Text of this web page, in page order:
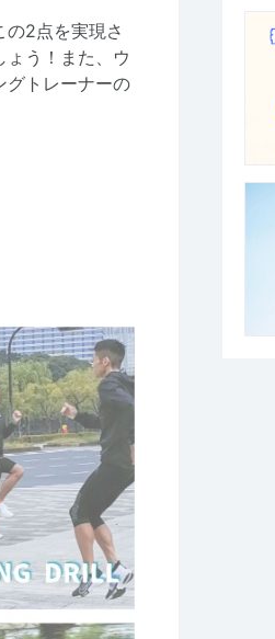
の2点を実現さ
う！また、ウ
グトレーナーの